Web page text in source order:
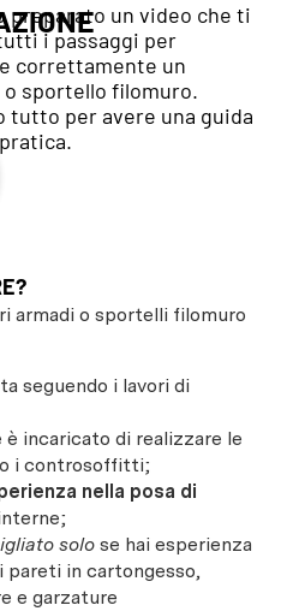
preparato un video che ti
i passaggi per
correttamente un
o sportello filomuro.
tutto per avere una guida
armadi o sportelli filomuro
seguendo i lavori di
è incaricato di realizzare le
i controsoffitti;
nella posa di
solo se hai esperienza
pareti in cartongesso,
e garzature